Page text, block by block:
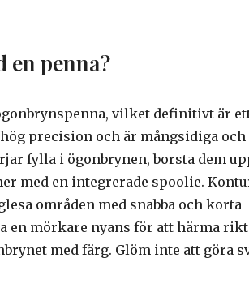
en penna?
vilket definitivt är
precision och är mångsidiga och
fylla i ögonbrynen, borsta dem
med en integrerade spoolie.
områden med snabba och korta
en mörkare nyans för att härma
med färg. Glöm inte att göra